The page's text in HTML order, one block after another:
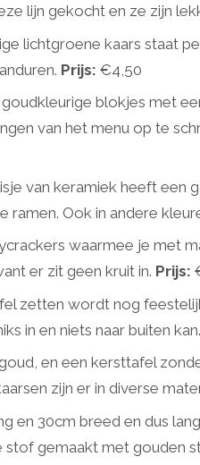
lijn gekocht en ze zijn
lichtgroene kaars staat
Prijs: €4,50
blokjes met
van het menu op te
van keramiek heeft een
Ook in andere
waarmee je met
er zit geen kruit in. Prijs:
zetten wordt nog
in en niets naar buiten kan.
en een kersttafel
zijn er in diverse
en 30cm breed en dus
gemaakt met gouden